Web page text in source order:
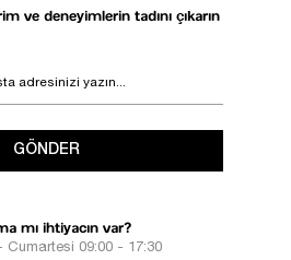
ve deneyimlerin tadını çıkarın
GÖNDER
mı ihtiyacın var?
Cumartesi 09:00 - 17:30